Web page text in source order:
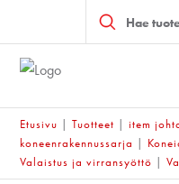
search
Etusivu |Tuotteet |item
koneenrakennussarja |
Valaistus ja virransyöttö |